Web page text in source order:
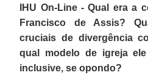
IHU On-Line - Qual era a
Francisco de Assis?
cruciais de divergência
qual modelo de igreja
inclusive, se opondo?